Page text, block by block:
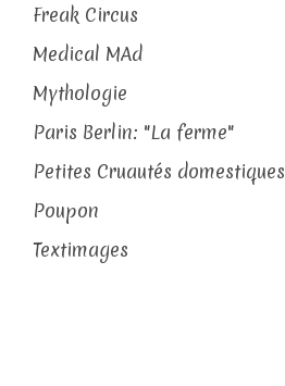
Freak Circus
Medical MAd
Mythologie
Paris Berlin: "La ferme"
Petites Cruautés domestiques
Poupon
Textimages